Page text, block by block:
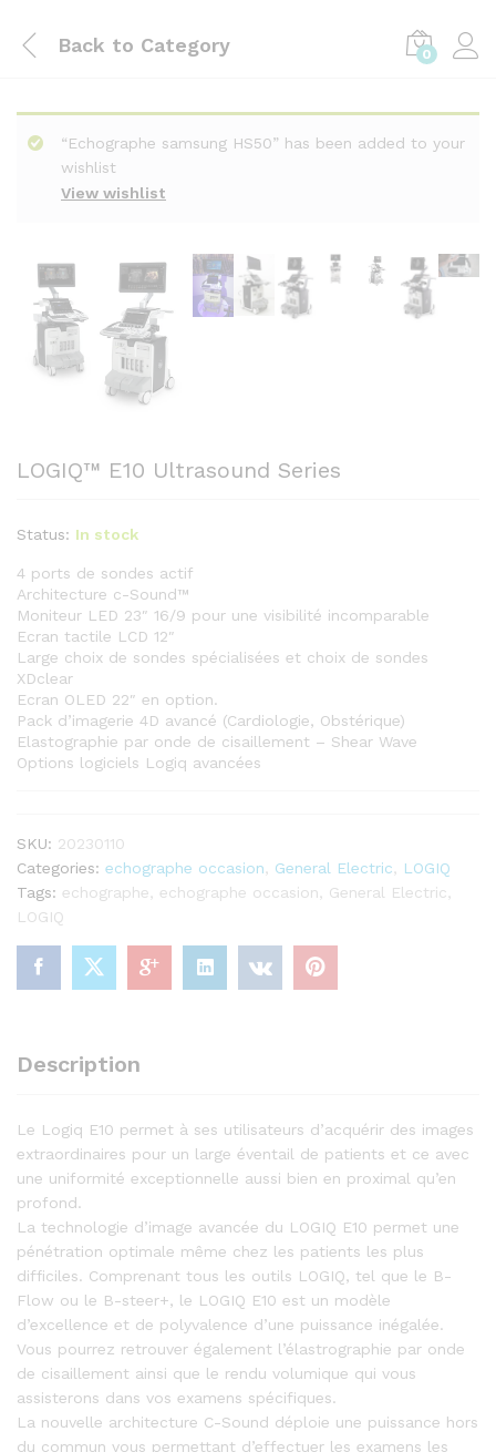
Back to Category 0
View wishlist
“Echographe samsung HS50” has been added to your
wishlist
LOGIQ™ E10 Ultrasound Series
Status: In stock
4 ports de sondes actif
Architecture c-Sound™
Moniteur LED 23″ 16/9 pour une visibilité incomparable
Ecran tactile LCD 12″
Large choix de sondes spécialisées et choix de sondes
XDclear
Ecran OLED 22″ en option.
Pack d’imagerie 4D avancé (Cardiologie, Obstérique)
Elastographie par onde de cisaillement – Shear Wave
Options logiciels Logiq avancées
SKU: 20230110
Categories: echographe occasion General Electric
LOGIQ
Tags: echographe echographe occasion General Electric
LOGIQ
Description
Le Logiq E10 permet à ses utilisateurs d’acquérir des images
extraordinaires pour un large éventail de patients et ce avec
une uniformité exceptionnelle aussi bien en proximal qu’en
profond.
La technologie d’image avancée du LOGIQ E10 permet une
pénétration optimale même chez les patients les plus
difficiles. Comprenant tous les outils LOGIQ, tel que le B-
Flow ou le B-steer+, le LOGIQ E10 est un modèle
d’excellence et de polyvalence d’une puissance inégalée.
Vous pourrez retrouver également l’élastrographie par onde
de cisaillement ainsi que le rendu volumique qui vous
assisterons dans vos examens spécifiques.
La nouvelle architecture C-Sound déploie une puissance hors
du commun vous permettant d’effectuer les examens les